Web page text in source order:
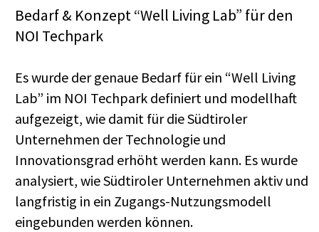
Bedarf & Konzept “Well Living Lab” für den
NOI Techpark
Es wurde der genaue Bedarf für ein “Well Living
Lab” im NOI Techpark definiert und modellhaft
aufgezeigt, wie damit für die Südtiroler
Unternehmen der Technologie und
Innovationsgrad erhöht werden kann. Es wurde
analysiert, wie Südtiroler Unternehmen aktiv und
langfristig in ein Zugangs-Nutzungsmodell
eingebunden werden können.